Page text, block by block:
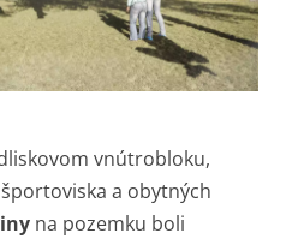
vnútrobloku,
a obytných
na pozemku boli